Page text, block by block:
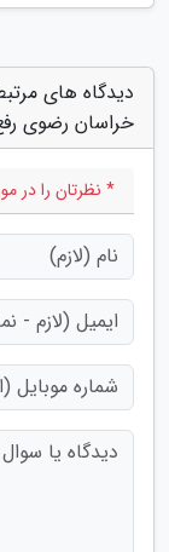
خراسان رضوی
* نظرتان را در